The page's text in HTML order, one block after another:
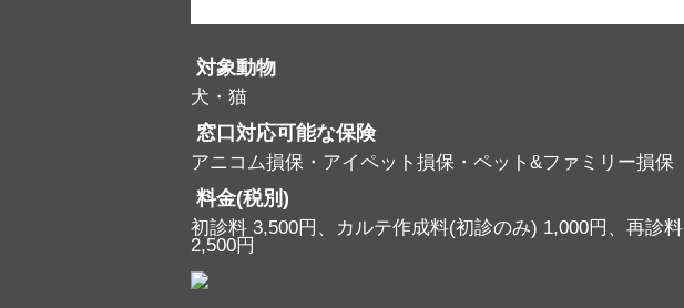
対象動物
犬・猫
窓口対応可能な保険
アニコム損保・アイペット損保・ペット&ファミリー損保
料金(税別)
初診料 3,500円、カルテ作成料(初診のみ) 1,000円、再診料
2,500円